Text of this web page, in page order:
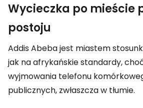
Wycieczka po mieście
postoju
Addis Abeba jest miastem
jak na afrykańskie standardy,
wyjmowania telefonu
publicznych, zwłaszcza w tłumie.